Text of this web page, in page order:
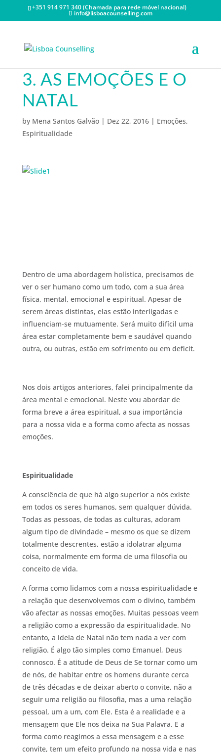
+351 914 971 340 (Chamada para rede móvel nacional)
info@lisboacounselling.com
3. AS EMOÇÕES E O
NATAL
by Mena Santos Galvão| Dez 22, 2016| Emoções,
Espiritualidade
Dentro de uma abordagem holística, precisamos de
ver o ser humano como um todo, com a sua área
física, mental, emocional e espiritual. Apesar de
serem áreas distintas, elas estão interligadas e
influenciam-se mutuamente. Será muito difícil uma
área estar completamente bem e saudável quando
outra, ou outras, estão em sofrimento ou em deficit.
Nos dois artigos anteriores, falei principalmente da
área mental e emocional. Neste vou abordar de
forma breve a área espiritual, a sua importância
para a nossa vida e a forma como afecta as nossas
emoções.
Espiritualidade
A consciência de que há algo superior a nós existe
em todos os seres humanos, sem qualquer dúvida.
Todas as pessoas, de todas as culturas, adoram
algum tipo de divindade – mesmo os que se dizem
totalmente descrentes, estão a idolatrar alguma
coisa, normalmente em forma de uma filosofia ou
conceito de vida.
A forma como lidamos com a nossa espiritualidade e
a relação que desenvolvemos com o divino, também
vão afectar as nossas emoções. Muitas pessoas veem
a religião como a expressão da espiritualidade. No
entanto, a ideia de Natal não tem nada a ver com
religião. É algo tão simples como Emanuel, Deus
connosco. É a atitude de Deus de Se tornar como um
de nós, de habitar entre os homens durante cerca
de três décadas e de deixar aberto o convite, não a
seguir uma religião ou filosofia, mas a uma relação
pessoal, um a um, com Ele. Esta é a realidade e a
mensagem que Ele nos deixa na Sua Palavra. E a
forma como reagimos a essa mensagem e a esse
convite, tem um efeito profundo na nossa vida e nas